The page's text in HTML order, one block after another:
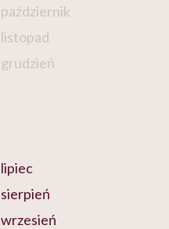
październik
listopad
grudzień
lipiec
sierpień
wrzesień